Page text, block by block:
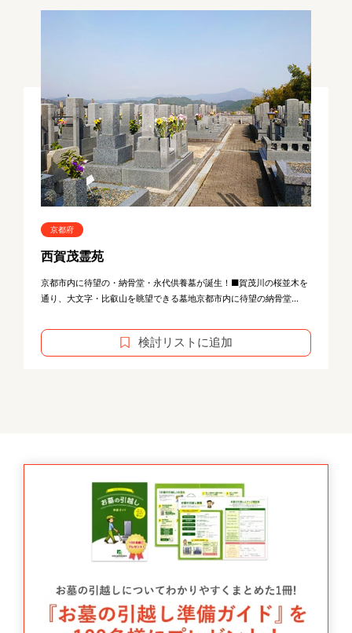
京都府
西賀茂霊苑
京都市内に待望の・納骨堂・永代供養墓が誕生！■賀茂川の桜並木を
通り、大文字・比叡山を眺望できる墓地京都市内に待望の納骨堂...
検討リストに追加